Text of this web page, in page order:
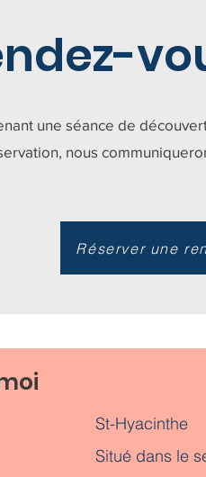
une séance de
nous
Réserver une
St-Hyacinthe
Situé dans le